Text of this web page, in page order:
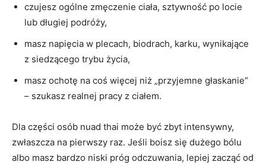
czujesz ogólne zmęczenie ciała, sztywność po locie
lub długiej podróży,
masz napięcia w plecach, biodrach, karku, wynikające
z siedzącego trybu życia,
masz ochotę na coś więcej niż „przyjemne głaskanie”
– szukasz realnej pracy z ciałem.
Dla części osób nuad thai może być zbyt intensywny,
zwłaszcza na pierwszy raz. Jeśli boisz się dużego bólu
albo masz bardzo niski próg odczuwania, lepiej zacząć od